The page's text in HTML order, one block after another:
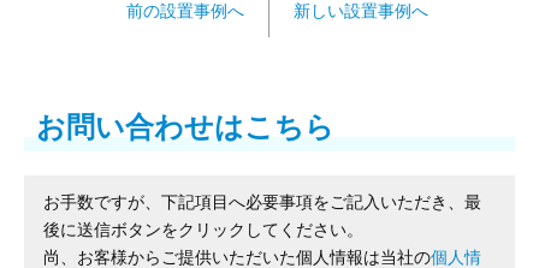
前の設置事例へ 新しい設置事例へ
お問い合わせはこちら
お手数ですが、下記項目へ必要事項をご記入いただき、最
後に送信ボタンをクリックしてください。
尚、お客様からご提供いただいた個人情報は当社の個人情